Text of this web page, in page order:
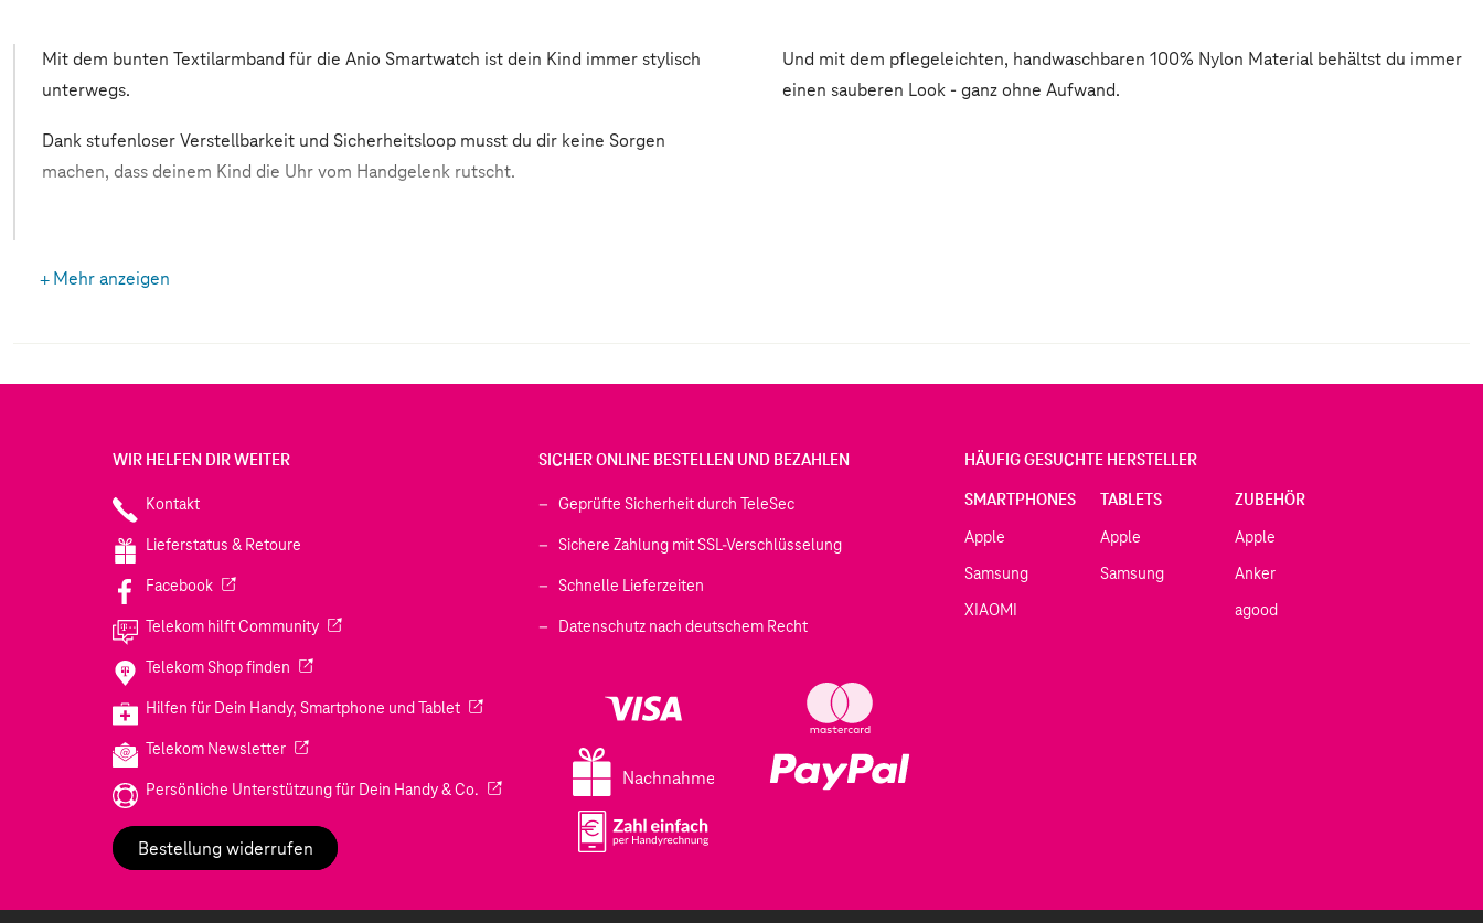
Mit dem bunten Textilarmband für die Anio Smartwatch ist dein Kind immer stylisch
unterwegs.
Dank stufenloser Verstellbarkeit und Sicherheitsloop musst du dir keine Sorgen
machen, dass deinem Kind die Uhr vom Handgelenk rutscht.
Und mit dem pflegeleichten, handwaschbaren 100% Nylon Material behältst du immer
einen sauberen Look - ganz ohne Aufwand.
Mehr anzeigen
WIR HELFEN DIR WEITER
Kontakt
Lieferstatus & Retoure
Facebook(Wird in einem neuen Tab geöffnet)
Telekom hilft Community(Wird in einem neuen Tab geöffnet)
Telekom Shop finden (Wird in einem neuen Tab geöffnet)
Hilfen für Dein Handy, Smartphone und Tablet(Wird in einem neuen Tab geöffnet)
Telekom Newsletter(Wird in einem neuen Tab geöffnet)
Persönliche Unterstützung für Dein Handy & Co. (Wird in einem neuen Tab geöffnet)
Bestellung widerrufen
SICHER ONLINE BESTELLEN UND BEZAHLEN
Geprüfte Sicherheit durch TeleSec
Sichere Zahlung mit SSL-Verschlüsselung
Schnelle Lieferzeiten
Datenschutz nach deutschem Recht
Nachnahme
HÄUFIG GESUCHTE HERSTELLER
SMARTPHONES
Apple
Samsung
XIAOMI
TABLETS
Apple
Samsung
ZUBEHÖR
Apple
Anker
agood